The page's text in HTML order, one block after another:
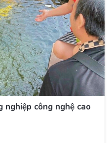
nghiệp công nghệ cao